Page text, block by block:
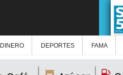
DINERO DEPORTES FAMA